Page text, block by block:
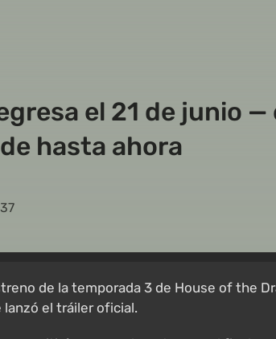
el 21 de junio
hasta ahora
de la temporada 3 de House of the
el tráiler oficial.